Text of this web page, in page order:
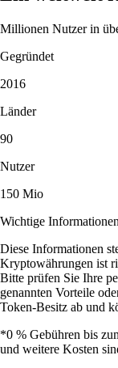
Millionen Nutzer in
Gegründet
2016
Länder
90
Nutzer
150 Mio
Wichtige Informationen
Diese Informationen
Kryptowährungen ist
Bitte prüfen Sie Ihre
genannten Vorteile
Token-Besitz ab und
*0 % Gebühren bis
und weitere Kosten